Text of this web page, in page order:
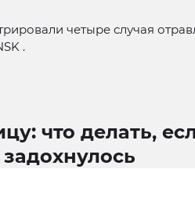
четыре случая
.
что делать,